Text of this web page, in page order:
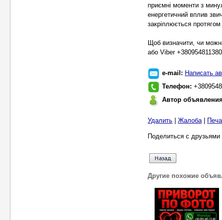
приємні моменти з
енергетичний вплив
закріплюється
Щоб визначити, чи
або Viber +380954811380
e-mail: Написать
Телефон:
Автор
Удалить Жалоба|
Поделиться с
Другие похожие